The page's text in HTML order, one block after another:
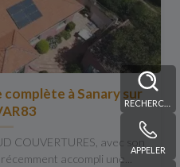
APPELER
à Sanary sur
COUVERTURES, avec son
accompli une...